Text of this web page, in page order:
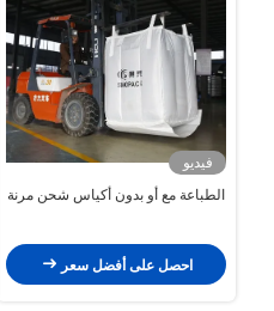
فيديو
الطباعة مع أو بدون أكياس شحن مرنة
احصل على أفضل سعر